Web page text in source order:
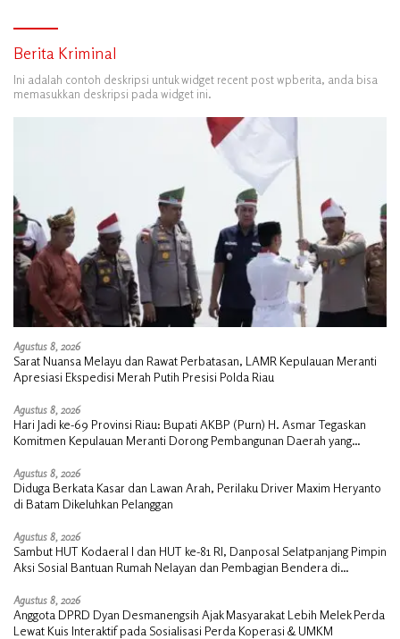
Berita Kriminal
Ini adalah contoh deskripsi untuk widget recent post wpberita, anda bisa
memasukkan deskripsi pada widget ini.
Agustus 8, 2026
Sarat Nuansa Melayu dan Rawat Perbatasan, LAMR Kepulauan Meranti
Apresiasi Ekspedisi Merah Putih Presisi Polda Riau
Agustus 8, 2026
Hari Jadi ke-69 Provinsi Riau: Bupati AKBP (Purn) H. Asmar Tegaskan
Komitmen Kepulauan Meranti Dorong Pembangunan Daerah yang
Agustus 8, 2026
Diduga Berkata Kasar dan Lawan Arah, Perilaku Driver Maxim Heryanto
di Batam Dikeluhkan Pelanggan
Agustus 8, 2026
Sambut HUT Kodaeral I dan HUT ke-81 RI, Danposal Selatpanjang Pimpin
Aksi Sosial Bantuan Rumah Nelayan dan Pembagian Bendera di
Agustus 8, 2026
Anggota DPRD Dyan Desmanengsih Ajak Masyarakat Lebih Melek Perda
Lewat Kuis Interaktif pada Sosialisasi Perda Koperasi & UMKM